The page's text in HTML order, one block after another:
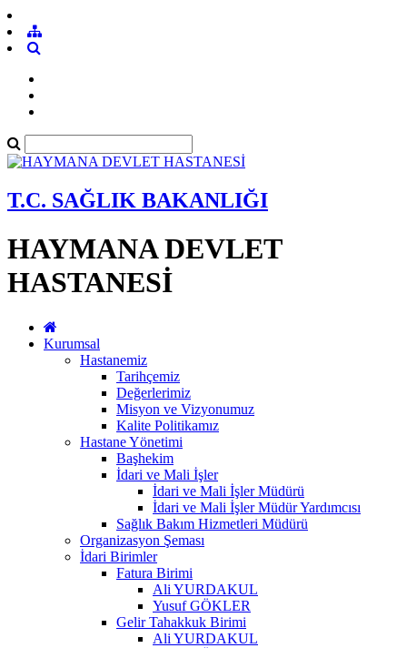
T.C. SAĞLIK BAKANLIĞI
HAYMANA DEVLET
HASTANESİ
Kurumsal
Hastanemiz
Tarihçemiz
Değerlerimiz
Misyon ve Vizyonumuz
Kalite Politikamız
Hastane Yönetimi
Başhekim
İdari ve Mali İşler
İdari ve Mali İşler Müdürü
İdari ve Mali İşler Müdür Yardımcısı
Sağlık Bakım Hizmetleri Müdürü
Organizasyon Şeması
İdari Birimler
Fatura Birimi
Ali YURDAKUL
Yusuf GÖKLER
Gelir Tahakkuk Birimi
Ali YURDAKUL